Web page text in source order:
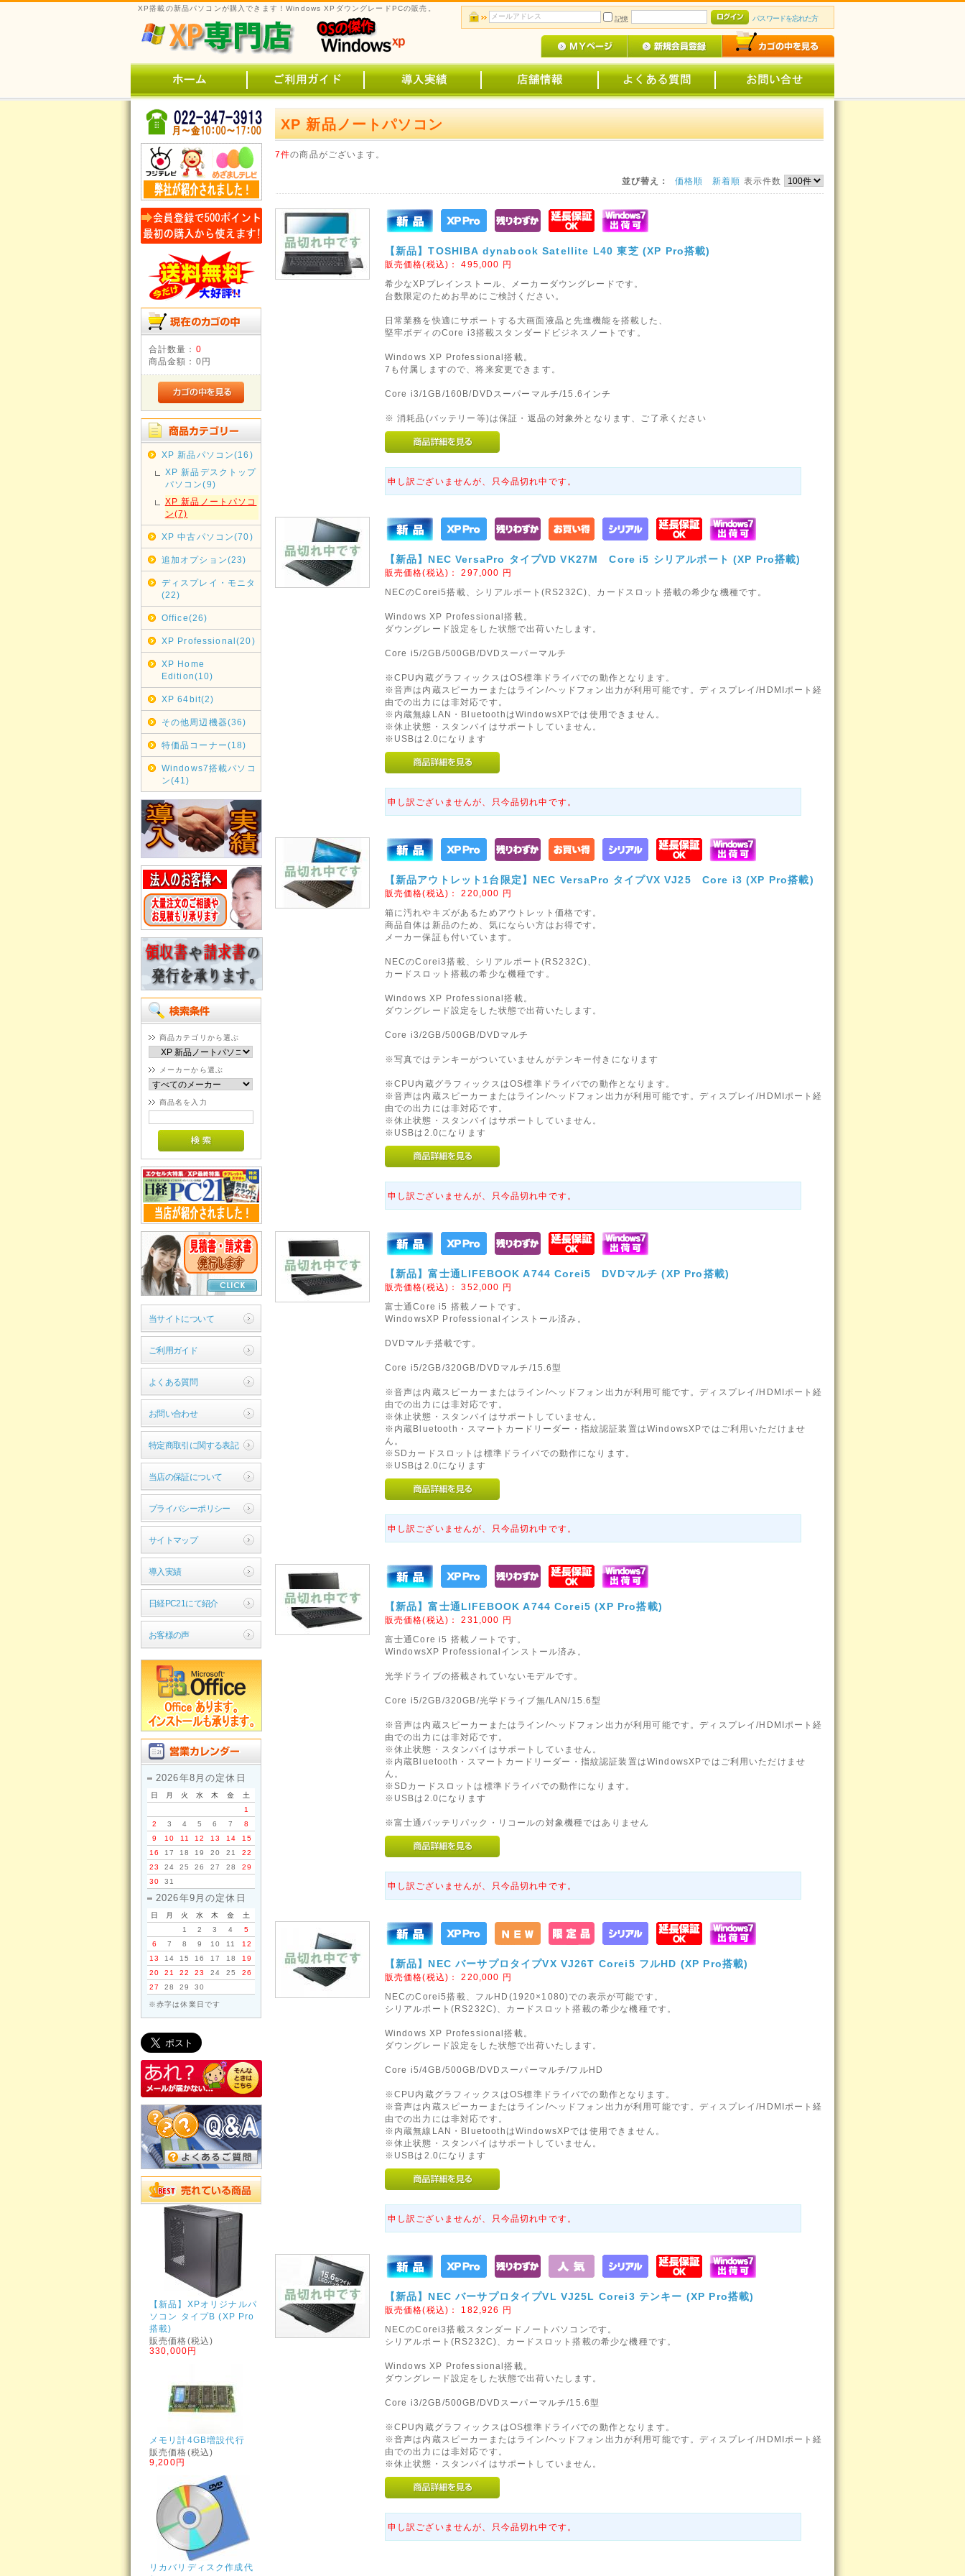
XP搭載の新品パソコンが購入できます！Windows XPダウングレードPCの販売。
記憶
パスワードを忘れた方
合計数量： 0
商品金額： 0円
XP 新品パソコン(16)
XP 新品デスクトップ
パソコン(9)
XP 新品ノートパソコ
ン(7)
XP 中古パソコン(70)
追加オプション(23)
ディスプレイ・モニタ
(22)
Office(26)
XP Professional(20)
XP Home
Edition(10)
XP 64bit(2)
その他周辺機器(36)
特価品コーナー(18)
Windows7搭載パソコ
ン(41)
商品カテゴリから選ぶ
メーカーから選ぶ
商品名を入力
当サイトについて
ご利用ガイド
よくある質問
お問い合わせ
特定商取引に関する表記
当店の保証について
プライバシーポリシー
サイトマップ
導入実績
日経PC21にて紹介
お客様の声
2026年8月の定休日
日 月 火 水 木 金
土
1
2
3 4 5 6 7
8
9
10 11 12 13 14
15
16
17 18 19 20 21
22
23
24 25 26 27 28
29
30
31
2026年9月の定休日
日 月 火 水 木 金
土
1
2 3 4
5
6
7 8 9 10 11
12
13
14 15 16 17 18
19
20
21 22 23 24 25
26
27
28 29 30
※赤字は休業日です
【新品】XPオリジナルパ
ソコン タイプB (XP Pro
搭載)
販売価格(税込)
330,000円
メモリ計4GB増設代行
販売価格(税込)
9,200円
リカバリディスク作成代
XP 新品ノートパソコン
7件の商品がございます。
並び替え： 価格順 新着順 表示件数
【新品】TOSHIBA dynabook Satellite L40 東芝 (XP Pro搭載)
販売価格(税込)：495,000 円
希少なXPプレインストール、メーカーダウングレードです。
台数限定のためお早めにご検討ください。
日常業務を快適にサポートする大画面液晶と先進機能を搭載した、
堅牢ボディのCore i3搭載スタンダードビジネスノートです。
Windows XP Professional搭載。
7も付属しますので、将来変更できます。
Core i3/1GB/160B/DVDスーパーマルチ/15.6インチ
※ 消耗品(バッテリー等)は保証・返品の対象外となります、ご了承ください
申し訳ございませんが、只今品切れ中です。
【新品】NEC VersaPro タイプVD VK27M Core i5 シリアルポート (XP Pro搭載)
販売価格(税込)：297,000 円
NECのCorei5搭載、シリアルポート(RS232C)、カードスロット搭載の希少な機種です。
Windows XP Professional搭載。
ダウングレード設定をした状態で出荷いたします。
Core i5/2GB/500GB/DVDスーパーマルチ
※CPU内蔵グラフィックスはOS標準ドライバでの動作となります。
※音声は内蔵スピーカーまたはライン/ヘッドフォン出力が利用可能です。ディスプレイ/HDMIポート経
由での出力には非対応です。
※内蔵無線LAN・BluetoothはWindowsXPでは使用できません。
※休止状態・スタンバイはサポートしていません。
※USBは2.0になります
申し訳ございませんが、只今品切れ中です。
【新品アウトレット1台限定】NEC VersaPro タイプVX VJ25 Core i3 (XP Pro搭載)
販売価格(税込)：220,000 円
箱に汚れやキズがあるためアウトレット価格です。
商品自体は新品のため、気にならい方はお得です。
メーカー保証も付いています。
NECのCorei3搭載、シリアルポート(RS232C)、
カードスロット搭載の希少な機種です。
Windows XP Professional搭載。
ダウングレード設定をした状態で出荷いたします。
Core i3/2GB/500GB/DVDマルチ
※写真ではテンキーがついていませんがテンキー付きになります
※CPU内蔵グラフィックスはOS標準ドライバでの動作となります。
※音声は内蔵スピーカーまたはライン/ヘッドフォン出力が利用可能です。ディスプレイ/HDMIポート経
由での出力には非対応です。
※休止状態・スタンバイはサポートしていません。
※USBは2.0になります
申し訳ございませんが、只今品切れ中です。
【新品】富士通LIFEBOOK A744 Corei5 DVDマルチ (XP Pro搭載)
販売価格(税込)：352,000 円
富士通Core i5 搭載ノートです。
WindowsXP Professionalインストール済み。
DVDマルチ搭載です。
Core i5/2GB/320GB/DVDマルチ/15.6型
※音声は内蔵スピーカーまたはライン/ヘッドフォン出力が利用可能です。ディスプレイ/HDMIポート経
由での出力には非対応です。
※休止状態・スタンバイはサポートしていません。
※内蔵Bluetooth・スマートカードリーダー・指紋認証装置はWindowsXPではご利用いただけませ
ん。
※SDカードスロットは標準ドライバでの動作になります。
※USBは2.0になります
申し訳ございませんが、只今品切れ中です。
【新品】富士通LIFEBOOK A744 Corei5 (XP Pro搭載)
販売価格(税込)：231,000 円
富士通Core i5 搭載ノートです。
WindowsXP Professionalインストール済み。
光学ドライブの搭載されていないモデルです。
Core i5/2GB/320GB/光学ドライブ無/LAN/15.6型
※音声は内蔵スピーカーまたはライン/ヘッドフォン出力が利用可能です。ディスプレイ/HDMIポート経
由での出力には非対応です。
※休止状態・スタンバイはサポートしていません。
※内蔵Bluetooth・スマートカードリーダー・指紋認証装置はWindowsXPではご利用いただけませ
ん。
※SDカードスロットは標準ドライバでの動作になります。
※USBは2.0になります
※富士通バッテリパック・リコールの対象機種ではありません
申し訳ございませんが、只今品切れ中です。
【新品】NEC バーサプロタイプVX VJ26T Corei5 フルHD (XP Pro搭載)
販売価格(税込)：220,000 円
NECのCorei5搭載、フルHD(1920×1080)での表示が可能です。
シリアルポート(RS232C)、カードスロット搭載の希少な機種です。
Windows XP Professional搭載。
ダウングレード設定をした状態で出荷いたします。
Core i5/4GB/500GB/DVDスーパーマルチ/フルHD
※CPU内蔵グラフィックスはOS標準ドライバでの動作となります。
※音声は内蔵スピーカーまたはライン/ヘッドフォン出力が利用可能です。ディスプレイ/HDMIポート経
由での出力には非対応です。
※内蔵無線LAN・BluetoothはWindowsXPでは使用できません。
※休止状態・スタンバイはサポートしていません。
※USBは2.0になります
申し訳ございませんが、只今品切れ中です。
【新品】NEC バーサプロタイプVL VJ25L Corei3 テンキー (XP Pro搭載)
販売価格(税込)： 182,926 円
NECのCorei3搭載スタンダードノートパソコンです。
シリアルポート(RS232C)、カードスロット搭載の希少な機種です。
Windows XP Professional搭載。
ダウングレード設定をした状態で出荷いたします。
Core i3/2GB/500GB/DVDスーパーマルチ/15.6型
※CPU内蔵グラフィックスはOS標準ドライバでの動作となります。
※音声は内蔵スピーカーまたはライン/ヘッドフォン出力が利用可能です。ディスプレイ/HDMIポート経
由での出力には非対応です。
※休止状態・スタンバイはサポートしていません。
申し訳ございませんが、只今品切れ中です。